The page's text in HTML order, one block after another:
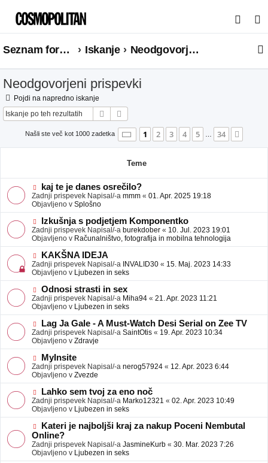
s
a
Seznam forumov Iskanje Neodgovorjeni prispevki
Neodgovorjeni prispevki
Pojdi na napredno iskanje
Iskanje
Našli ste več kot 1000 zadetka Stran 1od34
1 2 3 4 5 … 34
Teme
N
o
v
e
o
b
j
a
v
e
kaj te je danes osrečilo?
Zadnji prispevek Napisal/-a mmm « 01. Apr. 2025 19:18
Objavljeno v Splošno
N
o
v
e
o
b
j
a
v
e
Izkušnja s podjetjem Komponentko
Zadnji prispevek Napisal/-a burekdober « 10. Jul. 2023 19:01
Objavljeno v Računalništvo, fotografija in mobilna tehnologija
N
o
v
e
o
b
j
a
v
e
KAKŠNA IDEJA
Zadnji prispevek Napisal/-a INVALID30 « 15. Maj. 2023 14:33
Objavljeno v Ljubezen in seks
N
o
v
e
o
b
j
a
v
e
Odnosi strasti in sex
Zadnji prispevek Napisal/-a Miha94 « 21. Apr. 2023 11:21
Objavljeno v Ljubezen in seks
N
o
v
e
o
b
j
a
v
e
Lag Ja Gale - A Must-Watch Desi Serial on Zee TV
Zadnji prispevek Napisal/-a SaintOtis « 19. Apr. 2023 10:34
Objavljeno v Zdravje
N
o
v
e
o
b
j
a
v
e
MyInsite
Zadnji prispevek Napisal/-a nerog57924 « 12. Apr. 2023 6:44
Objavljeno v Zvezde
N
o
v
e
o
b
j
a
v
Lahko sem tvoj za eno noč
Zadnji prispevek Napisal/-a Marko12321 « 02. Apr. 2023 10:49
Objavljeno v Ljubezen in seks
N
o
v
e
o
Kateri je najboljši kraj za nakup Poceni Nembutal
Online?
Zadnji prispevek Napisal/-a JasmineKurb « 30. Mar. 2023 7:26
Objavljeno v Ljubezen in seks